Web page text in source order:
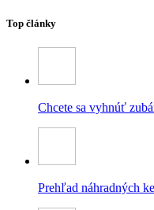
Top články
Chcete sa vyhnúť
Prehľad náhradných